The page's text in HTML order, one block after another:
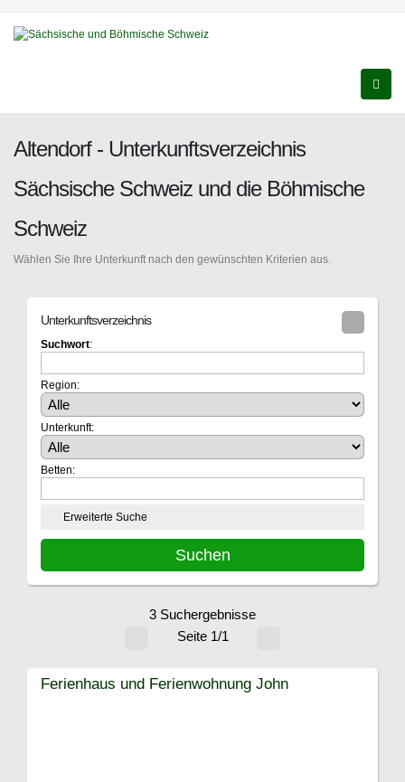
Altendorf - Unterkunftsverzeichnis
Sächsische Schweiz und die Böhmische
Schweiz
Wählen Sie Ihre Unterkunft nach den gewünschten Kriterien aus.
Unterkunftsverzeichnis
Suchwort:
Region:
Unterkunft:
Betten:
Erweiterte Suche
3 Suchergebnisse
Seite 1/1
Ferienhaus und Ferienwohnung John